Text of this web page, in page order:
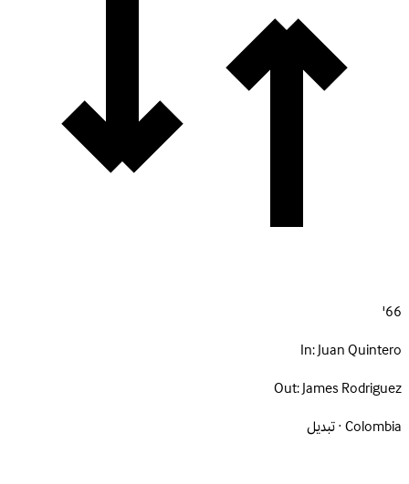
66'
In:Juan Quintero
Out:James Rodriguez
Colombia · تبديل